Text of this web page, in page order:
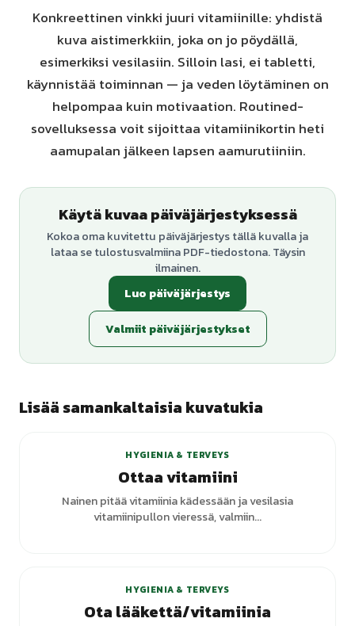
Konkreettinen vinkki juuri vitamiinille: yhdistä
kuva aistimerkkiin, joka on jo pöydällä,
esimerkiksi vesilasiin. Silloin lasi, ei tabletti,
käynnistää toiminnan — ja veden löytäminen on
helpompaa kuin motivaation. Routined-
sovelluksessa voit sijoittaa vitamiinikortin heti
aamupalan jälkeen lapsen aamurutiiniin.
Käytä kuvaa päiväjärjestyksessä
Kokoa oma kuvitettu päiväjärjestys tällä kuvalla ja
lataa se tulostusvalmiina PDF-tiedostona. Täysin
ilmainen.
Luo päiväjärjestys
Valmiit päiväjärjestykset
Lisää samankaltaisia kuvatukia
+3
HYGIENIA & TERVEYS
Ottaa vitamiini
Nainen pitää vitamiinia kädessään ja vesilasia
vitamiinipullon vieressä, valmiin...
HYGIENIA & TERVEYS
Ota lääkettä/vitamiinia